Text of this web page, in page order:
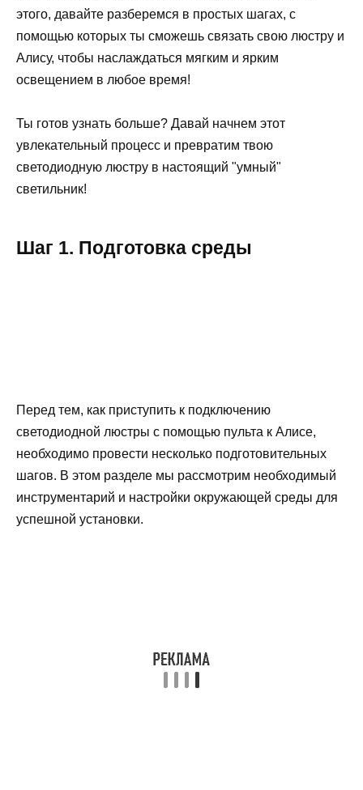
этого, давайте разберемся в простых шагах, с
помощью которых ты сможешь связать свою люстру и
Алису, чтобы наслаждаться мягким и ярким
освещением в любое время!
Ты готов узнать больше? Давай начнем этот
увлекательный процесс и превратим твою
светодиодную люстру в настоящий "умный"
светильник!
Шаг 1. Подготовка среды
Перед тем, как приступить к подключению
светодиодной люстры с помощью пульта к Алисе,
необходимо провести несколько подготовительных
шагов. В этом разделе мы рассмотрим необходимый
инструментарий и настройки окружающей среды для
успешной установки.